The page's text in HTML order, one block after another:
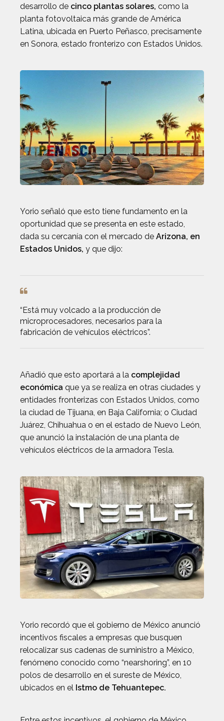
desarrollo de cinco plantas solares, como la
planta fotovoltaica más grande de América
Latina, ubicada en Puerto Peñasco, precisamente
en Sonora, estado fronterizo con Estados Unidos.
Yorio señaló que esto tiene fundamento en la
oportunidad que se presenta en este estado,
dada su cercanía con el mercado de Arizona, en
Estados Unidos, y que dijo:
“Está muy volcado a la producción de
microprocesadores, necesarios para la
fabricación de vehículos eléctricos”.
Añadió que esto aportará a la complejidad
económica que ya se realiza en otras ciudades y
entidades fronterizas con Estados Unidos, como
la ciudad de Tijuana, en Baja California; o Ciudad
Juárez, Chihuahua o en el estado de Nuevo León,
que anunció la instalación de una planta de
vehículos eléctricos de la armadora Tesla.
Yorio recordó que el gobierno de México anunció
incentivos fiscales a empresas que busquen
relocalizar sus cadenas de suministro a México,
fenómeno conocido como “nearshoring”, en 10
polos de desarrollo en el sureste de México,
ubicados en el Istmo de Tehuantepec.